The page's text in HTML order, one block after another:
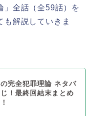
」全話（全59話）を
も解説していきま
完全犯罪理論 ネタバ
！最終回結末まとめ